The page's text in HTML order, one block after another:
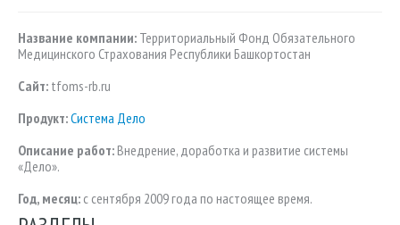
Название компании: Территориальный Фонд Обязательного
Медицинского Страхования Республики Башкортостан
Сайт: tfoms-rb.ru
Продукт:Система Дело
Описание работ: Внедрение, доработка и развитие системы
«Дело».
Год, месяц: с сентября 2009 года по настоящее время.